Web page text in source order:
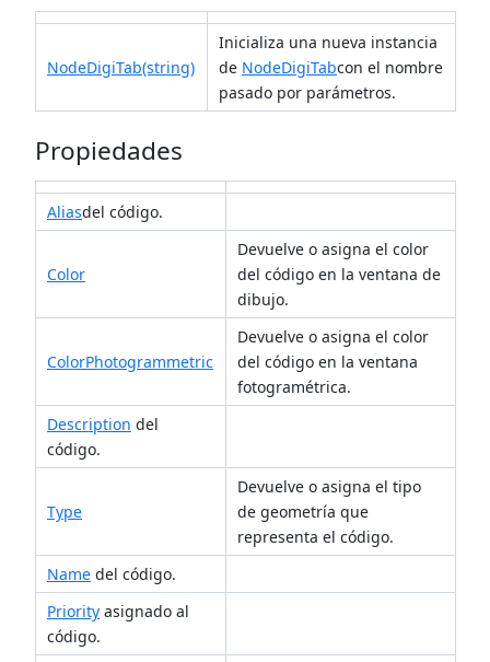
NodeDigiTab(string)
Inicializa una nueva instancia
de NodeDigiTabcon el nombre
pasado por parámetros.
Propiedades
Aliasdel código.
Color
Devuelve o asigna el color
del código en la ventana de
dibujo.
ColorPhotogrammetric
Devuelve o asigna el color
del código en la ventana
fotogramétrica.
Description del
código.
Type
Devuelve o asigna el tipo
de geometría que
representa el código.
Name del código.
Priority asignado al
código.